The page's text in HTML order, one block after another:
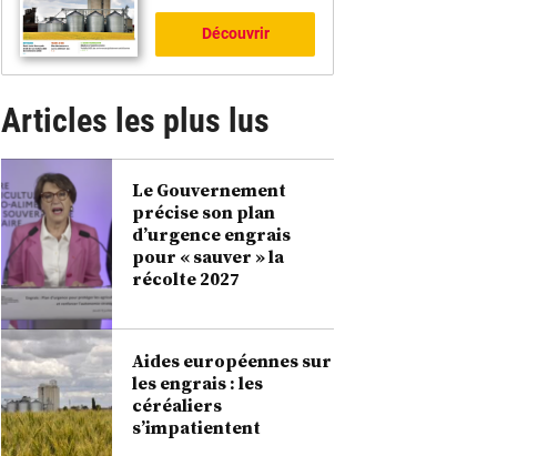
Découvrir
Articles les plus lus
Le Gouvernement
précise son plan
d’urgence engrais
pour « sauver » la
récolte 2027
Aides européennes sur
les engrais : les
céréaliers
s’impatientent